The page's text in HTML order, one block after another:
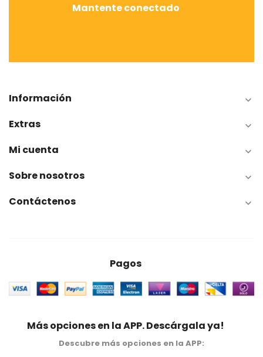
Mantente conectado
Información 
Extras 
Mi cuenta 
Sobre nosotros 
Contáctenos 
Pagos
Más opciones en la APP. Descárgala ya!
Descubre más opciones en la APP: